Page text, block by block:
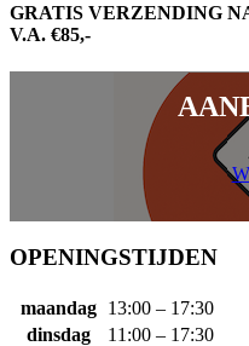
GRATIS VERZENDING
V.A. €85,-
OPENINGSTIJDEN
maandag
13:00 – 17:30
dinsdag
11:00 – 17:30